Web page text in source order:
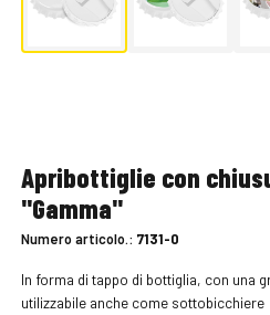
Apribottiglie con
"Gamma"
Numero articolo.: 7131-0
In forma di tappo di bottiglia, con una
utilizzabile anche come sottobicchiere